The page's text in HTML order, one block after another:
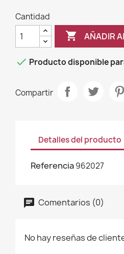
Cantidad
 AÑADIR
 Producto disponible
Compartir
Detalles del producto
Referencia962027
Comentarios (0)
No hay reseñas de